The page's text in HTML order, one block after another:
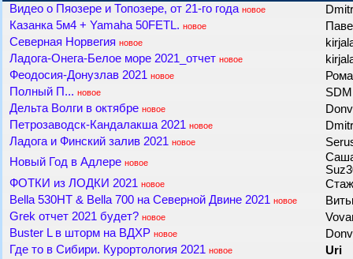
Видео о Пяозере и Топозере, от 21-го года новое
Казанка 5м4 + Yamaha 50FETL. новое
Северная Норвегия новое
Ладога-Онега-Белое море 2021_отчет новое
Феодосия-Донузлав 2021 новое
Полный П... новое
Дельта Волги в октябре новое
Петрозаводск-Кандалакша 2021 новое
Ладога и Финский залив 2021 новое
Новый Год в Адлере новое
ФОТКИ из ЛОДКИ 2021 новое
Bella 530HT & Bella 700 на Северной Двине 2021 новое
Grek отчет 2021 будет? новое
Buster L в шторм на ВДХР новое
Где то в Сибири. Курортология 2021 новое
Uri